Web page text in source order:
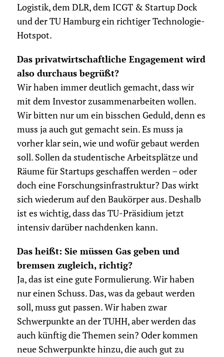
Logistik, dem DLR, dem ICGT & Startup Dock
und der TU Hamburg ein richtiger Technologie-
Hotspot.
Das privatwirtschaftliche Engagement wird
also durchaus begrüßt?
Wir haben immer deutlich gemacht, dass wir
mit dem Investor zusammenarbeiten wollen.
Wir bitten nur um ein bisschen Geduld, denn es
muss ja auch gut gemacht sein. Es muss ja
vorher klar sein, wie und wofür gebaut werden
soll. Sollen da studentische Arbeitsplätze und
Räume für Startups geschaffen werden – oder
doch eine Forschungsinfrastruktur? Das wirkt
sich wiederum auf den Baukörper aus. Deshalb
ist es wichtig, dass das TU-Präsidium jetzt
intensiv darüber nachdenken kann.
Das heißt: Sie müssen Gas geben und
bremsen zugleich, richtig?
Ja, das ist eine gute Formulierung. Wir haben
nur einen Schuss. Das, was da gebaut werden
soll, muss gut passen. Wir haben zwar
Schwerpunkte an der TUHH, aber werden das
auch künftig die Themen sein? Oder kommen
neue Schwerpunkte hinzu, die auch gut zu